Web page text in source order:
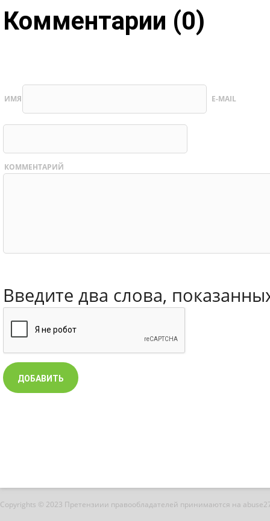
Комментарии (0)
ИМЯ E-MAIL
КОММЕНТАРИЙ
Введите два слова,
Copyrights © 2023 Претензиии правообладателей принимаются на